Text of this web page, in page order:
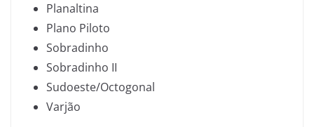
Planaltina
Plano Piloto
Sobradinho
Sobradinho II
Sudoeste/Octogonal
Varjão